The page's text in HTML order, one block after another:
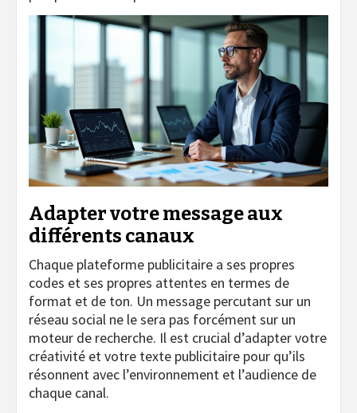
Adapter votre message aux
différents canaux
Chaque plateforme publicitaire a ses propres
codes et ses propres attentes en termes de
format et de ton. Un message percutant sur un
réseau social ne le sera pas forcément sur un
moteur de recherche. Il est crucial d’adapter votre
créativité et votre texte publicitaire pour qu’ils
résonnent avec l’environnement et l’audience de
chaque canal.